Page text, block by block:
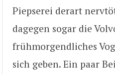
Piepserei derart
dagegen sogar die
frühmorgendliches
sich geben. Ein paar